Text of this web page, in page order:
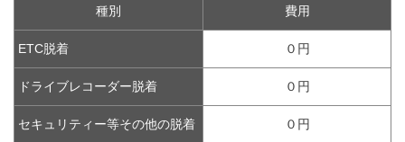
種別 費用
ETC脱着 ０円
ドライブレコーダー脱着 ０円
セキュリティー等その他の脱着 ０円